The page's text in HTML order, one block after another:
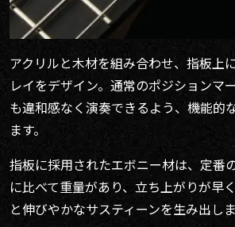
アクリルと木材を組み合わせ、指板上
レイをデザイン。通常のポジションマ
も違和感なく演奏できるよう、機能的
ます。
指板に採用されたエボニー材は、定番
に比べて重量があり、立ち上がりが早
と伸びやかなサスティーンを生み出しま